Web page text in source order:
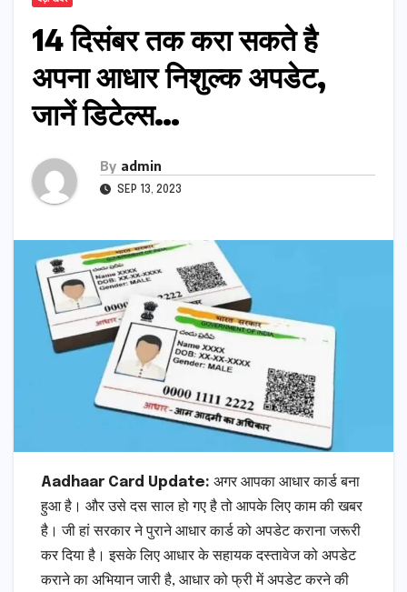
14 दिसंबर तक करा सकते है
अपना आधार निशुल्क अपडेट,
जानें डिटेल्स…
By admin
SEP 13, 2023
Aadhaar Card Update: अगर आपका आधार कार्ड बना
हुआ है। और उसे दस साल हो गए है तो आपके लिए काम की खबर
है। जी हां सरकार ने पुराने आधार कार्ड को अपडेट कराना जरूरी
कर दिया है। इसके लिए आधार के सहायक दस्तावेज को अपडेट
कराने का अभियान जारी है, आधार को फ्री में अपडेट करने की